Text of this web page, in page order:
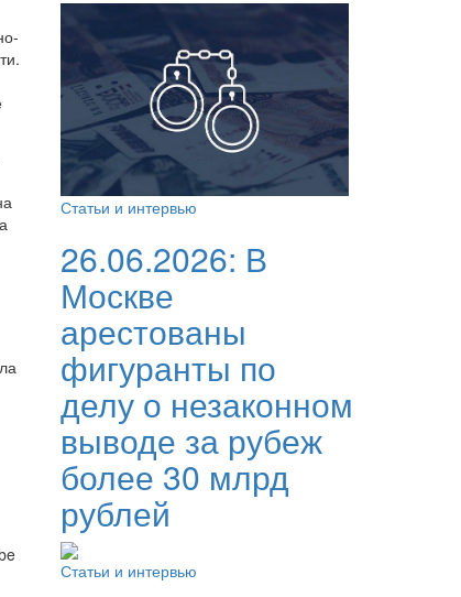
Статьи и интервью
26.06.2026: В
Москве
арестованы
фигуранты по
делу о незаконном
выводе за рубеж
более 30 млрд
рублей
Статьи и интервью